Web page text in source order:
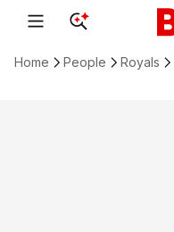
Home People Royals